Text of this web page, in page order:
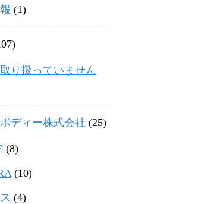
(1)
り扱っていません
ディー株式会社 (25)
(8)
(10)
(4)